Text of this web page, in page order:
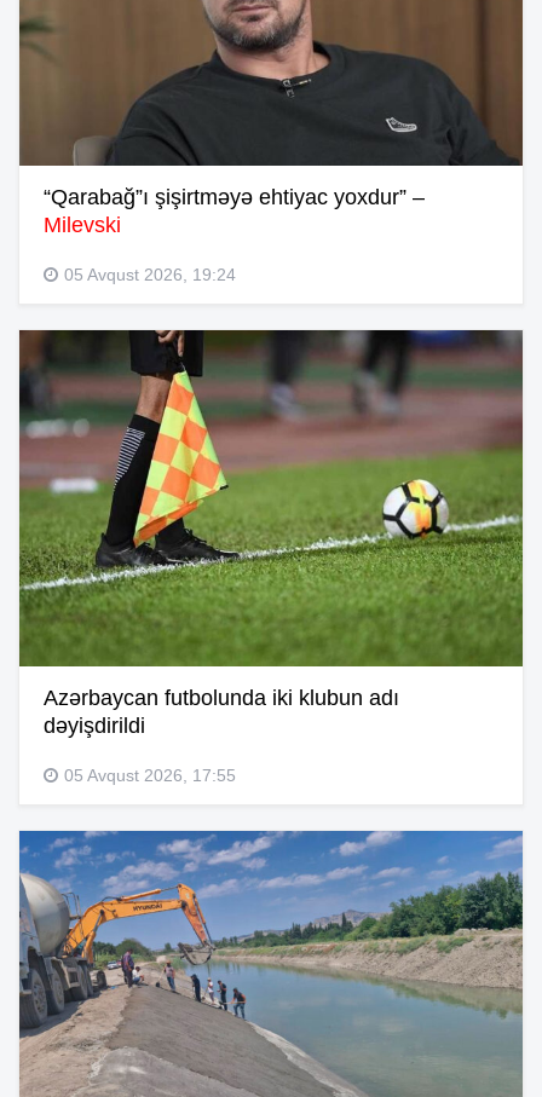
“Qarabağ”ı şişirtməyə ehtiyac yoxdur” –
Milevski
05 Avqust 2026, 19:24
Azərbaycan futbolunda iki klubun adı
dəyişdirildi
05 Avqust 2026, 17:55